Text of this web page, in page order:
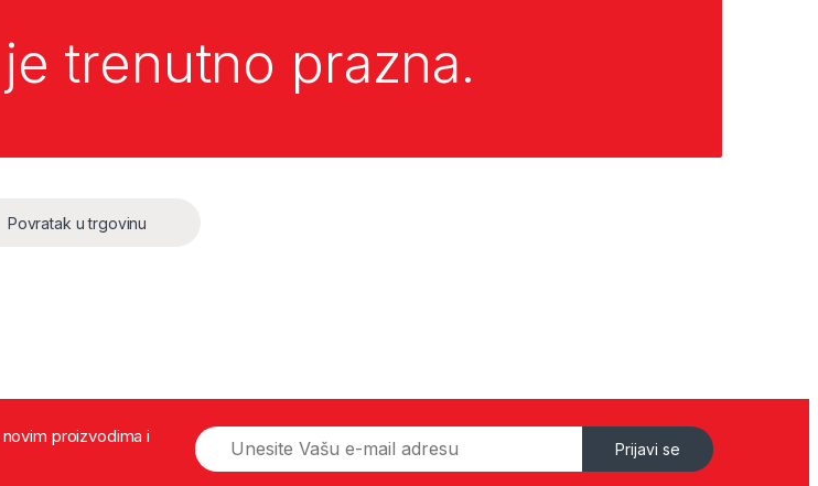
trenutno prazna.
Povratak u trgovinu
proizvodima i
Prijavi se